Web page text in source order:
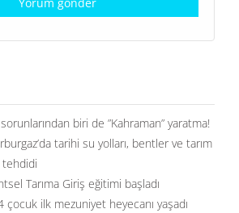
biri de ”Kahraman” yaratma!
tarihi su yolları, bentler ve tarım
tehdidi
Tarıma Giriş eğitimi başladı
çocuk ilk mezuniyet heyecanı yaşadı